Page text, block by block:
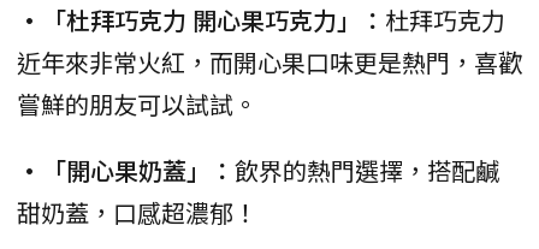
•「杜拜巧克力 開心果巧克力」： 杜拜巧克力
近年來非常火紅，而開心果口味更是熱門，喜歡
嘗鮮的朋友可以試試。
•「開心果奶蓋」： 飲界的熱門選擇，搭配鹹
甜奶蓋，口感超濃郁！